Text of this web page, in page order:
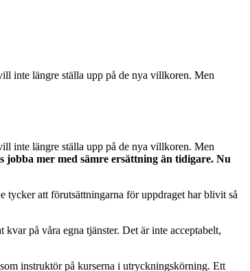
inte längre ställa upp på de nya villkoren. Men
inte längre ställa upp på de nya villkoren. Men
mer med sämre ersättning än tidigare. Nu
tycker att förutsättningarna för uppdraget har blivit så
på våra egna tjänster. Det är inte acceptabelt,
instruktör på kurserna i utryckningskörning. Ett